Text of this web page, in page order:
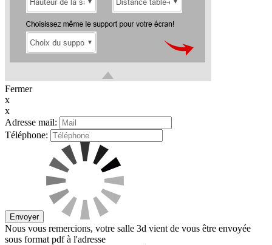
Fermer
x
x
Adresse mail:
Téléphone:
Envoyer
Nous vous remercions, votre salle 3d vient de vous être envoyée
sous format pdf à l'adresse